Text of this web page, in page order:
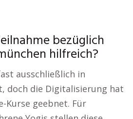
bezüglich
hilfreich?
ausschließlich in
doch die Digitalisierung hat
Kurse geebnet. Für